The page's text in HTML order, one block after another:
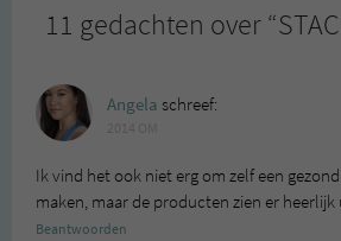
11 gedachten over “
Angela schreef:
Ik vind het ook niet erg om zelf een
maken, maar de producten zien er heerlijk
Beantwoorden